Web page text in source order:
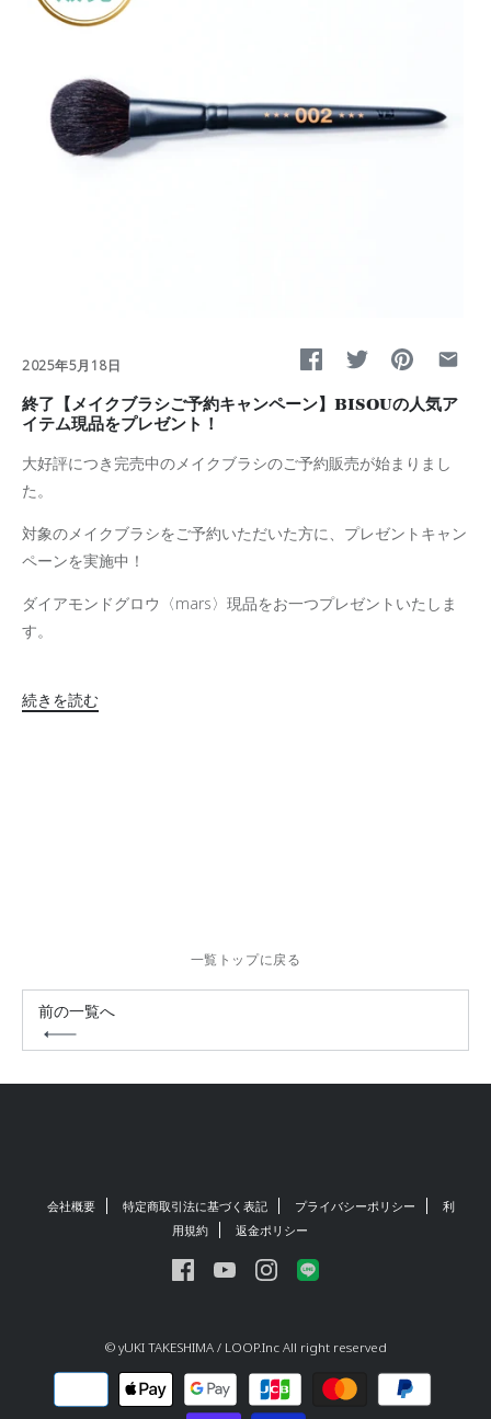
2025年5月18日
終了【メイクブラシご予約キャンペーン】BISOUの人気ア
イテム現品をプレゼント！
大好評につき完売中のメイクブラシのご予約販売が始まりまし
た。
対象のメイクブラシをご予約いただいた方に、プレゼントキャン
ペーンを実施中！
ダイアモンドグロウ〈mars〉現品をお一つプレゼントいたしま
す。
続きを読む
一覧トップに戻る
前の一覧へ
会社概要 特定商取引法に基づく表記 プライバシーポリシー
利
用規約
返金ポリシー
© yUKI TAKESHIMA / LOOP.Inc All right reserved